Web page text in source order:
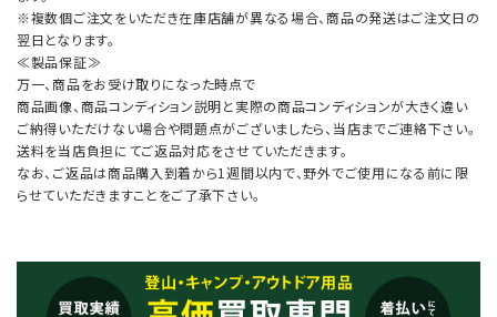
※複数個ご注文をいただき在庫店舗が異なる場合、商品の発送はご注文日の
翌日となります。
≪製品保証≫
万一、商品をお受け取りになった時点で
商品画像、商品コンディション説明と実際の商品コンディションが大きく違い
ご納得いただけない場合や問題点がございましたら、当店までご連絡下さい。
送料を当店負担にてご返品対応をさせていただきます。
なお、ご返品は商品購入到着から1週間以内で、野外でご使用になる前に限
らせていただきますことをご了承下さい。